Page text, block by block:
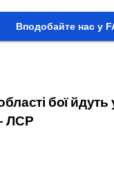
Вподобайте нас у
бої йдуть
ЛСР